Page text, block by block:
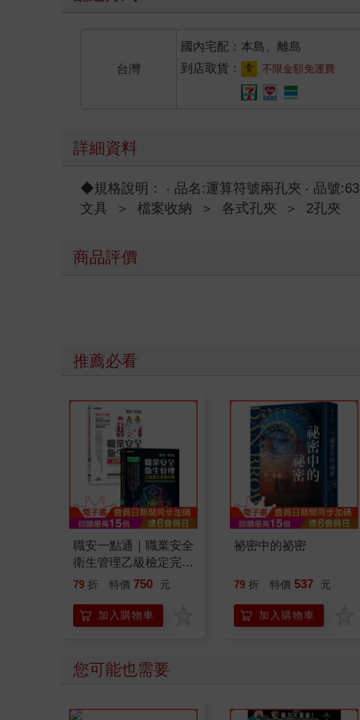
台灣
國內宅配：本島、離島
到店取貨：
不限金額免運費
詳細資料
◆規格說明： ‧ 品名:運算符號兩孔夾 ‧ 品號
文具
＞ 檔案收納 ＞ 各式孔夾 ＞ 2孔夾
商品評價
推薦必看
職安一點通｜職業安全
衛生管理乙級檢定完勝
攻略｜2026版(套書)
79 折 特價 750 元
加入購物車
祕密中的祕密
79 折 特價 537 元
加入購物車
您可能也需要